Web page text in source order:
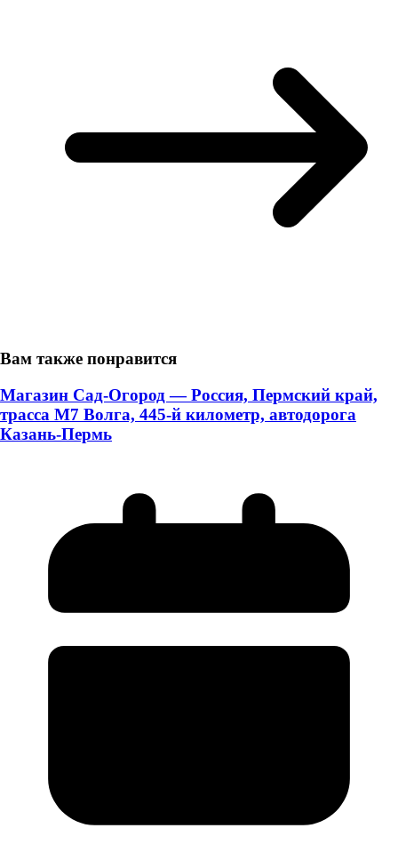
Вам также понравится
Магазин Сад-Огород — Россия, Пермский край,
трасса М7 Волга, 445-й километр, автодорога
Казань-Пермь